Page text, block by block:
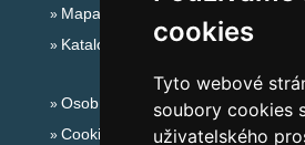
cookies
Tyto webové
soubory cookies
uživatelského
Mapa serveru Alpy - Rakousko
Katalog ubytování
Osobní údaje
Cookies